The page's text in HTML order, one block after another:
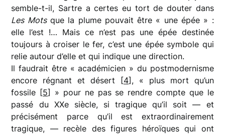
semble-t-il, Sartre a certes eu tort de douter dans
Les Motsque la plume pouvait être « une épée » :
elle l’est !… Mais ce n’est pas une épée destinée
toujours à croiser le fer, c’est une épée symbole qui
relie autour d’elle et qui indique une direction.
Il faudrait être « académicien » du postmodernisme
encore régnant et désert [4], « plus mort qu’un
fossile [5] » pour ne pas se rendre compte que le
passé du XXe siècle, si tragique qu’il soit — et
précisément parce qu’il est extraordinairement
tragique, — recèle des figures héroïques qui ont